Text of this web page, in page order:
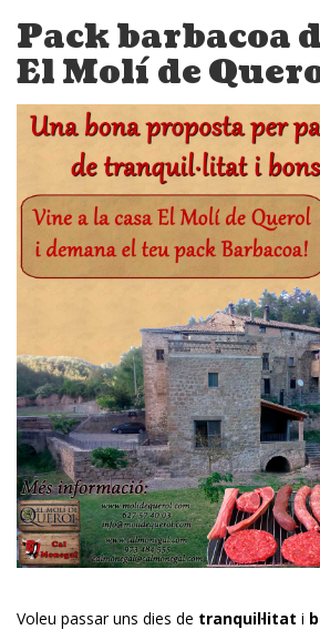
Pack barbacoa
El Molí de
Voleu passar uns dies de tranquil·litat i